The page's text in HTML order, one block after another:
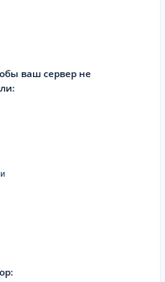
ваш сервер не